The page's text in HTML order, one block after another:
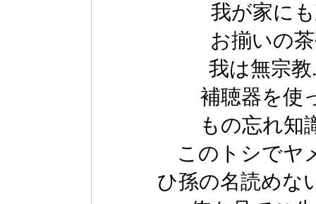
我が家に
お揃いの
我は無宗
補聴器を使
もの忘れ知
このトシでヤ
ひ孫の名読めな